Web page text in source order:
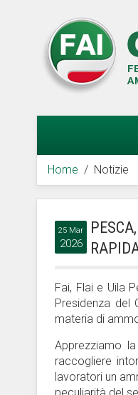
Home Notizie
25 Mar
2026
Fai, Flai e Uila
Presidenza del
materia di
Apprezziamo
raccogliere
lavoratori un